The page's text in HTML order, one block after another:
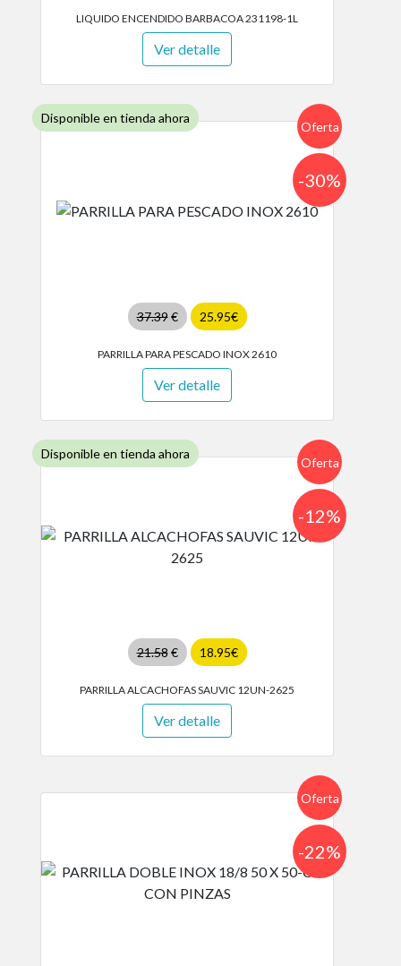
LIQUIDO ENCENDIDO BARBACOA 231198-1L
Ver detalle
Disponible en tienda ahora
Oferta
37.39€ 25.95€
-30%
PARRILLA PARA PESCADO INOX 2610
Ver detalle
Disponible en tienda ahora
Oferta
21.58€ 18.95€
-12%
PARRILLA ALCACHOFAS SAUVIC 12UN-2625
Ver detalle
Oferta
-22%